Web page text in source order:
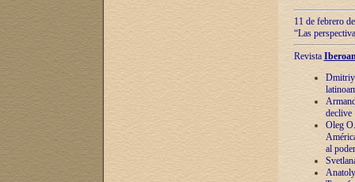
11 de febrero
“Las
Revista
Dmitriy
declive
Oleg
al poder